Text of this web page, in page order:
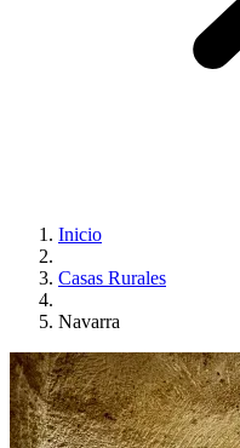
Inicio
Casas Rurales
Navarra